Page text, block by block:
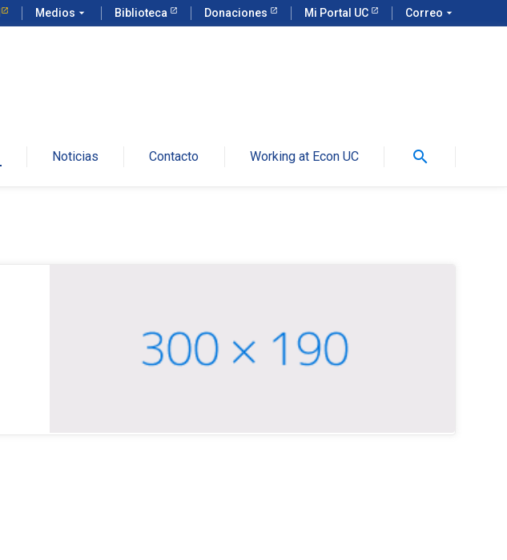
Medios arrow_drop_down Biblioteca Donaciones Mi Portal UC Correo arrow_drop_down
Noticias Contacto Working at Econ UC search